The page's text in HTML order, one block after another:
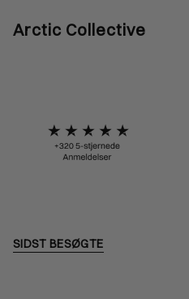
Arctic Collective
SIDST BESØGTE